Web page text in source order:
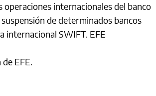
operaciones internacionales del banco
de determinados bancos
internacional SWIFT. EFE
EFE.